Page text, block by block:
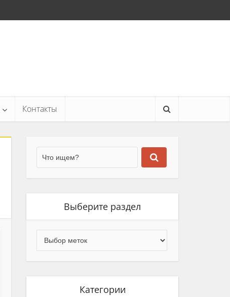
Контакты
Выберите раздел
Категории